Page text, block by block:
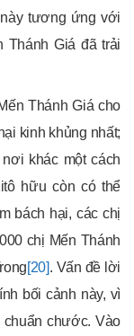
này tương ứng với
Thánh Giá đã trải
Thánh Giá cho
kinh khủng nhất;
khác một cách
hữu còn có thể
bách hại, các chị
chị Mến Thánh
[20]. Vấn đề lời
bối cảnh này, vì
chước. Vào